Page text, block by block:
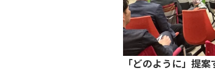
「どのように」提